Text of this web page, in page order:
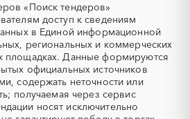
ЗДРАВООХРАНЕНИЯ
ГОРОДА МОСКВЫ"
7714338609
КИРОВСКОЕ ОБЛАСТНОЕ
ГОСУДАРСТВЕННОЕ
КАЗЕННОЕ УЧРЕЖДЕНИЕ
"ЦЕНТР ПО
ТЕХНИЧЕСКОМУ
«Поиск тендеров»
доступ к сведениям
в Единой информационной
региональных и коммерческих
площадках. Данные формируются
официальных источников
содержать неточности или
получаемая через сервис
носят исключительно